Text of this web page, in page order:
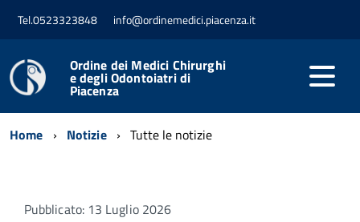
Tel.0523323848 info@ordinemedici.piacenza.it
Ordine dei Medici Chirurghi
e degli Odontoiatri di
Piacenza
Home Notizie Tutte le notizie
Pubblicato: 13 Luglio 2026